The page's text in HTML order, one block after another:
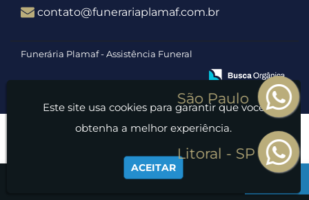
contato@funerariaplamaf.com.br
Funerária Plamaf - Assistência Funeral
Este site usa cookies para garantir que você
obtenha a melhor experiência.
ACEITAR